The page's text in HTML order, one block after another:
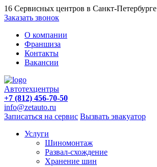
16 Сервисных центров в Санкт-Петербурге
Заказать звонок
О компании
Франшиза
Контакты
Вакансии
Автотехцентры
+7 (812) 456-70-50
info@zetauto.ru
Записаться на сервис Вызвать эвакуатор
Услуги
Шиномонтаж
Развал-схождение
Хранение шин